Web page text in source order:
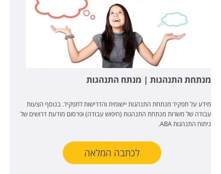
מנתחת התנהגות | מנתח התנהגות
מידע על תפקיד מנתחת התנהגות יישומית והדרישות לתפקיד. בנוסף הצעות
עבודה של משרות מנתחת התנהגות (חיפוש עבודה) ופרסום מודעת דרושים של
ניתוח התנהגות ABA.
לכתבה המלאה